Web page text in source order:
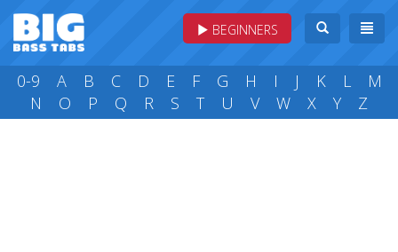
BEGINNERS
0-9 A B C D E F G H I J K L
M
N
O P Q R S T U V W X Y Z